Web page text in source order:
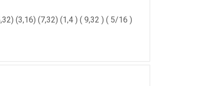
(3,16) (7,32) (1,4 ) ( 9,32 ) ( 5/16 )